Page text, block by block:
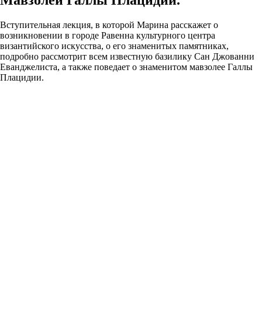
Вступительная лекция, в которой Марина расскажет о
возникновении в городе Равенна культурного центра
византийского искусства, о его знаменитых памятниках,
подробно рассмотрит всем известную базилику Сан Джованни
Еванджелиста, а также поведает о знаменитом мавзолее Галлы
Плацидии.